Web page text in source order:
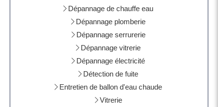
Dépannage de chauffe eau
Dépannage plomberie
Dépannage serrurerie
Dépannage vitrerie
Dépannage électricité
Détection de fuite
Entretien de ballon d'eau chaude
Vitrerie